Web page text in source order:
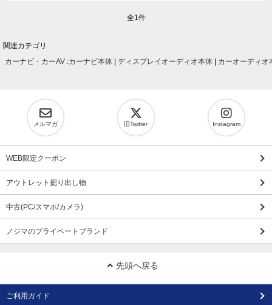
全1件
関連カテゴリ
カーナビ・カーAV :カーナビ本体 ディスプレイオーディオ本体 カーオーディオ
メルマガ 旧Twitter Instagram
WEB限定クーポン
アウトレット掘り出し物
中古(PC/スマホ/カメラ)
ノジマのプライベートブランド
先頭へ戻る
ご利用ガイド